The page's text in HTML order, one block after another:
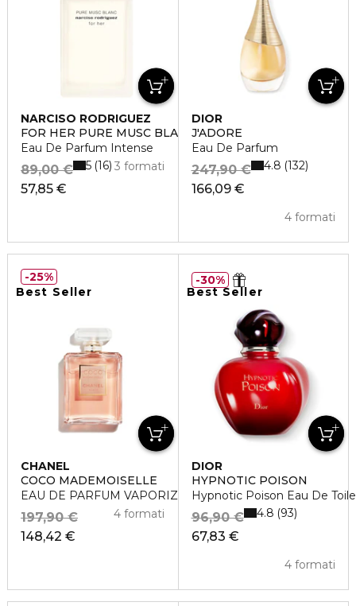
NARCISO RODRIGUEZ
FOR HER PURE MUSC BLANC
Eau De Parfum Intense
57,85 €
89,00 € 3 formati
5 16
DIOR
J'ADORE
Eau De Parfum
166,09 €
247,90 €
4 formati
4.8 132
Best Seller
CHANEL
COCO MADEMOISELLE
EAU DE PARFUM VAPORIZZATORE
148,42 €
197,90 € 4 formati
25%
Best Seller
DIOR
HYPNOTIC POISON
Hypnotic Poison Eau De
67,83 €
96,90 €
4 formati
4.8 93
30%